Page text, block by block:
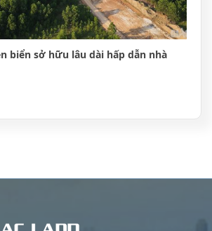
biển sở hữu lâu dài hấp dẫn nhà